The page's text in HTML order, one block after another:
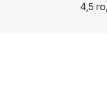
4,5